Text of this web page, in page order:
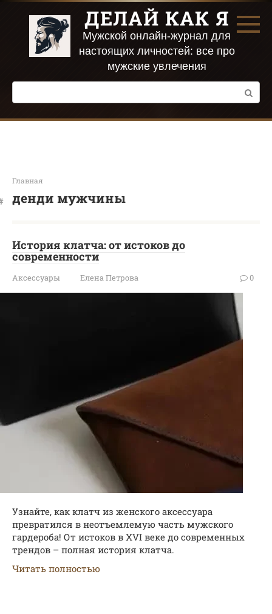
Перейти
контенту
ДЕЛАЙ КАК Я
Мужской онлайн-журнал для
настоящих личностей: все про
мужские увлечения
Поиск:
Главная
денди мужчины
История клатча: от истоков до
современности
Аксессуары Елена Петрова 0
Узнайте, как клатч из женского аксессуара
превратился в неотъемлемую часть мужского
гардероба! От истоков в XVI веке до современных
трендов – полная история клатча.
Читать полностью